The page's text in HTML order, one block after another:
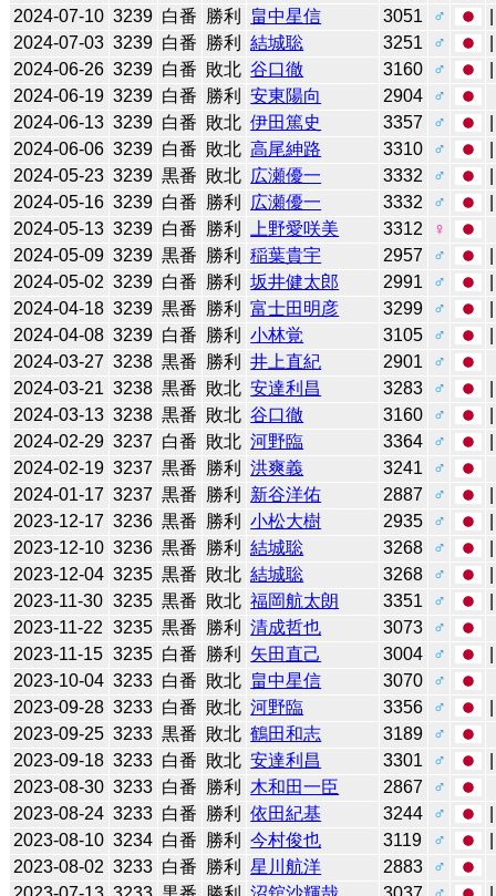
2024-07-10 3239 白番 勝利 畠中星信 3051 ♂
2024-07-03 3239 白番 勝利 結城聡 3251 ♂
2024-06-26 3239 白番 敗北 谷口徹 3160 ♂
2024-06-19 3239 白番 勝利 安東陽向 2904
♂
2024-06-13 3239 白番 敗北 伊田篤史 3357 ♂
2024-06-06 3239 白番 敗北 高尾紳路 3310 ♂
2024-05-23 3239 黒番 敗北 広瀬優一 3332 ♂
2024-05-16 3239 白番 勝利 広瀬優一 3332 ♂
2024-05-13 3239 白番 勝利 上野愛咲美 3312
♀
2024-05-09 3239 黒番 勝利 稲葉貴宇 2957 ♂
2024-05-02 3239 白番 勝利 坂井健太郎 2991 ♂
2024-04-18 3239 黒番 勝利 富士田明彦 3299 ♂
2024-04-08 3239 白番 勝利 小林覚 3105 ♂
2024-03-27 3238 黒番 勝利 井上直紀 2901
♂
2024-03-21 3238 黒番 敗北 安達利昌 3283 ♂
2024-03-13 3238 黒番 敗北 谷口徹 3160 ♂
2024-02-29 3237 白番 敗北 河野臨 3364 ♂
2024-02-19 3237 黒番 勝利 洪爽義 3241
♂
2024-01-17 3237 黒番 勝利 新谷洋佑 2887 ♂
2023-12-17 3236 黒番 勝利 小松大樹 2935 ♂
2023-12-10 3236 黒番 勝利 結城聡 3268 ♂
2023-12-04 3235 黒番 敗北 結城聡 3268 ♂
2023-11-30 3235 黒番 敗北 福岡航太朗 3351 ♂
2023-11-22 3235 黒番 勝利 清成哲也 3073
♂
2023-11-15 3235 白番 勝利 矢田直己 3004 ♂
2023-10-04 3233 白番 敗北 畠中星信 3070
♂
2023-09-28 3233 白番 敗北 河野臨 3356 ♂
2023-09-25 3233 黒番 敗北 鶴田和志 3189
♂
2023-09-18 3233 白番 敗北 安達利昌 3301 ♂
2023-08-30 3233 白番 勝利 木和田一臣 2867
♂
2023-08-24 3233 白番 勝利 依田紀基 3244 ♂
2023-08-10 3234 白番 勝利 今村俊也 3119 ♂
2023-08-02 3233 白番 勝利 星川航洋 2883
♂